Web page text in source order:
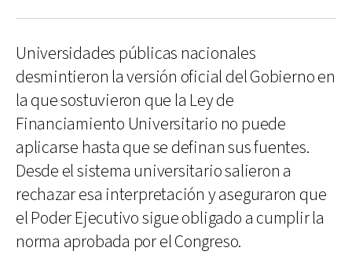
Universidades públicas nacionales
desmintieron la versión oficial del Gobierno en
la que sostuvieron que la Ley de
Financiamiento Universitario no puede
aplicarse hasta que se definan sus fuentes.
Desde el sistema universitario salieron a
rechazar esa interpretación y aseguraron que
el Poder Ejecutivo sigue obligado a cumplir la
norma aprobada por el Congreso.